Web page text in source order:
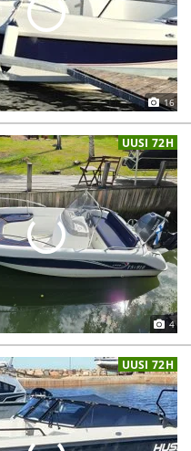
16
UUSI 72H
4
UUSI 72H